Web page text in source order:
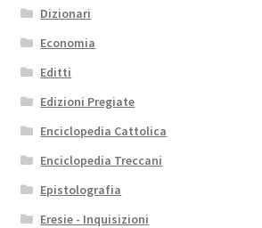
Dizionari
Economia
Editti
Edizioni Pregiate
Enciclopedia Cattolica
Enciclopedia Treccani
Epistolografia
Eresie - Inquisizioni